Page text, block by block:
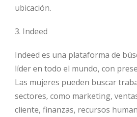
ubicación.
3. Indeed
Indeed es una plataforma de
líder en todo el mundo, con
Las mujeres pueden buscar
sectores, como marketing,
cliente, finanzas, recursos